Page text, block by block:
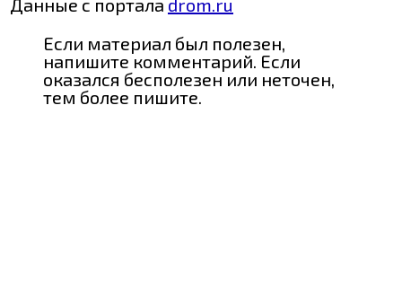
Если материал был полезен,
напишите комментарий. Если
оказался бесполезен или неточен,
тем более пишите.